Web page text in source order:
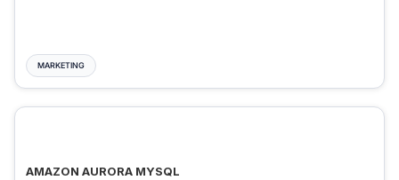
MARKETING
AMAZON AURORA MYSQL